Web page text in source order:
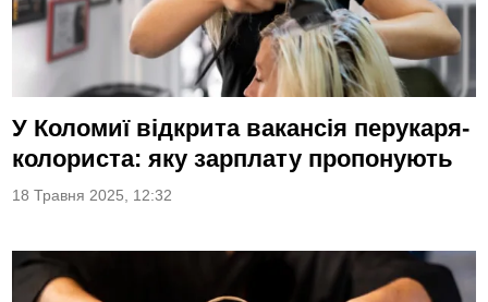
У Коломиї відкрита вакансія перукаря-
колориста: яку зарплату пропонують
18 Травня 2025, 12:32